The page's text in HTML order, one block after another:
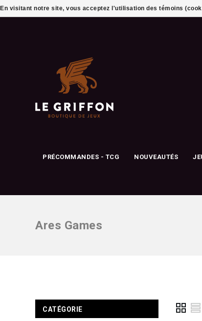
PRÉCOMMANDES - TCG NOUVEAUTÉS
Ares Games
CATÉGORIE
En visitant notre site, vous acceptez l'utilisation des témoins